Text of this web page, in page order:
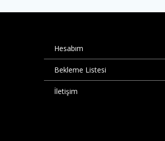
Hesabım
Bekleme Listesi
İletişim